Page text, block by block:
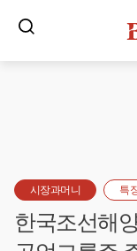
시장과머니 특
한국조선해